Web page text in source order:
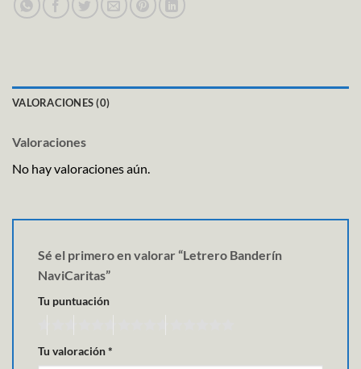
VALORACIONES (0)
Valoraciones
No hay valoraciones aún.
Sé el primero en valorar “Letrero Banderín
NaviCaritas”
Tu puntuación
Tu valoración*